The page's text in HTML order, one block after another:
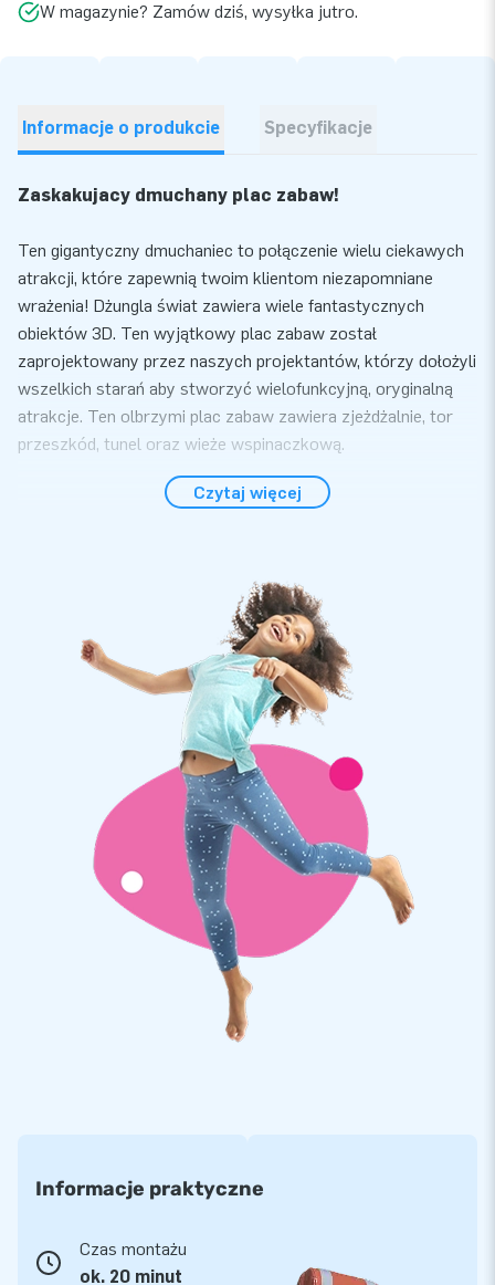
W magazynie? Zamów dziś, wysyłka jutro.
Informacje o produkcie Specyfikacje
Zaskakujący dmuchany plac zabaw!
Ten gigantyczny dmuchaniec to połączenie wielu ciekawych
atrakcji, które zapewnią twoim klientom niezapomniane
wrażenia! Dżungla świat zawiera wiele fantastycznych
obiektów 3D. Ten wyjątkowy plac zabaw został
zaprojektowany przez naszych projektantów, którzy dołożyli
wszelkich starań aby stworzyć wielofunkcyjną, oryginalną
atrakcje. Ten olbrzymi plac zabaw zawiera zjeżdżalnie, tor
przeszkód, tunel oraz wieże wspinaczkową.
kompaktowy i łatwy w transporcie. Idealnie nadaje się jako
atrakcja na zewnątrz jak i w środku. Przy zakupie dmuchawę,
materiały mocujące oraz torbę do transportu dostaniesz za
darmo. Zestaw zawiera wszystko do prawidłowego użycia
Gwarancja jakości i bezpieczeństwo
Dla firmy JB-dmuchańce najważniejsze jest bezpieczeństwo
naszych produktów. Wszystkie nasze dmuchańce wykonane
są z najwyższej jakości, ognioodpornej i bardzo wytrzymałej,
plandeki PVC, której waga wynosi 680 g/m². Do szycia
używamy nici 9×9 i podwójnych szwów, a w obszarach
szczególnie narażonych na uszkodzenie, nawet poczwórnych
szwów! Używana przez nas plandeka PVC jest bardzo
wytrzymała na rozciąganie i ma trwały kolor, który nie
wyblaknie przez lata. Kupując ten unikatowy model z
JB Od ponad 15 lat dostarcza najwyższej jakości
oraz pracowników logistycznych w doskonały sposób
Czytaj więcej
Informacje praktyczne
Czas montażu
ok. 20 minut